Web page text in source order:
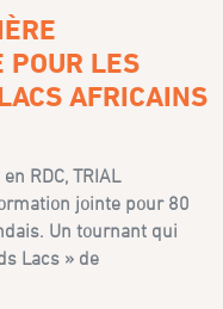
POUR LES
AFRICAINS
RDC, TRIAL
jointe pour 80
Un tournant qui
Lacs » de